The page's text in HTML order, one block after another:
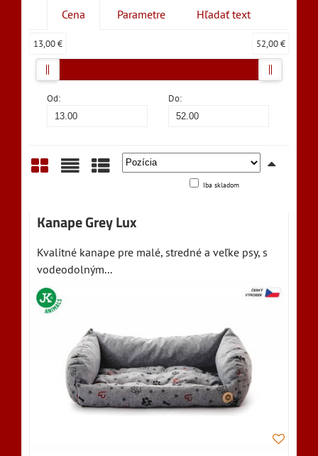
Cena Parametre Hľadať text
Od: Do:
13,00 € 52,00 €
Iba skladom
Kanape Grey Lux
Kvalitné kanape pre malé, stredné a veľke psy, s
vodeodolným...